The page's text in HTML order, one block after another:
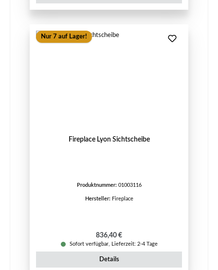
Nur 7 auf Lager!
Fireplace Lyon Sichtscheibe
Produktnummer: 01003116
Hersteller: Fireplace
Regulärer Preis:
836,40 €
Sofort verfügbar, Lieferzeit: 2-4 Tage
Details